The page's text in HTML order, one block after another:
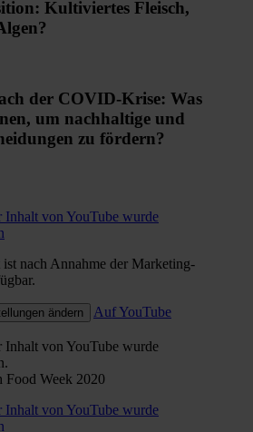
Kultiviertes Fleisch,
der COVID-Krise: Was
um nachhaltige und
zu fördern?
Inhalt von YouTube wurde
nach Annahme der Marketing-
ändern
Auf YouTube
Inhalt von YouTube wurde
Week 2020
Inhalt von YouTube wurde